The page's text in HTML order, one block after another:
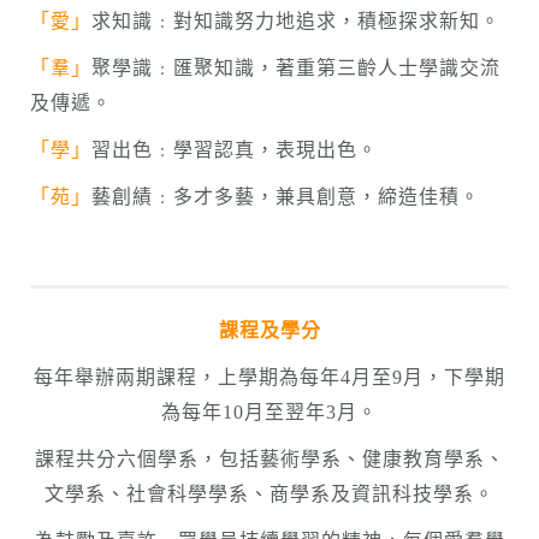
「愛」 求知識﹕對知識努力地追求，積極探求新知。
「羣」 聚學識﹕匯聚知識，著重第三齡人士學識交流
及傳遞。
「學」 習出色﹕學習認真，表現出色。
「苑」 藝創績﹕多才多藝，兼具創意，締造佳積。
課程及學分
每年舉辦兩期課程，上學期為每年4月至9月，下學期
為每年10月至翌年3月。
課程共分六個學系，包括藝術學系、健康教育學系、
文學系、社會科學學系、商學系及資訊科技學系。